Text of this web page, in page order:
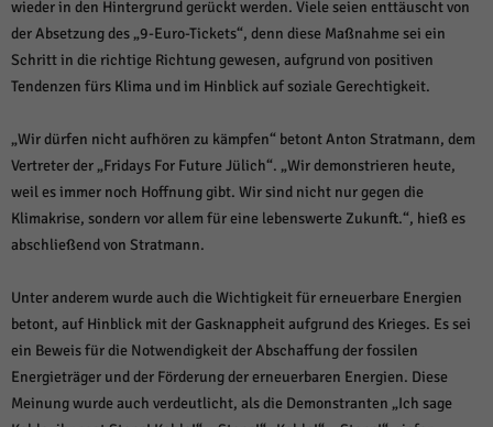
wieder in den Hintergrund gerückt werden. Viele seien enttäuscht von
der Absetzung des „9-Euro-Tickets“, denn diese Maßnahme sei ein
Schritt in die richtige Richtung gewesen, aufgrund von positiven
Tendenzen fürs Klima und im Hinblick auf soziale Gerechtigkeit.
„Wir dürfen nicht aufhören zu kämpfen“ betont Anton Stratmann, dem
Vertreter der „Fridays For Future Jülich“. „Wir demonstrieren heute,
weil es immer noch Hoffnung gibt. Wir sind nicht nur gegen die
Klimakrise, sondern vor allem für eine lebenswerte Zukunft.“, hieß es
abschließend von Stratmann.
Unter anderem wurde auch die Wichtigkeit für erneuerbare Energien
betont, auf Hinblick mit der Gasknappheit aufgrund des Krieges. Es sei
ein Beweis für die Notwendigkeit der Abschaffung der fossilen
Energieträger und der Förderung der erneuerbaren Energien. Diese
Meinung wurde auch verdeutlicht, als die Demonstranten „Ich sage